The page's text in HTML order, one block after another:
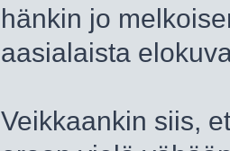
hänkin jo
aasialaista
Veikkaankin siis,